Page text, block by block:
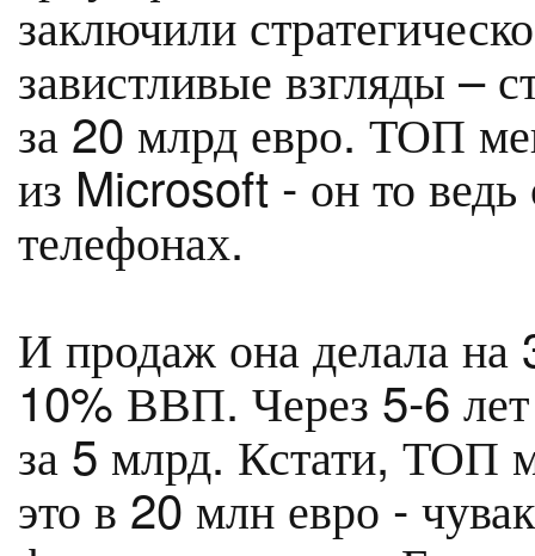
заключили
завистливые взгляды –
за 20 млрд евро. ТОП
из Microsoft - он то
телефонах.
И продаж она делала
10% ВВП. Через 5-6
за 5 млрд. Кстати, ТОП
это в 20 млн евро -